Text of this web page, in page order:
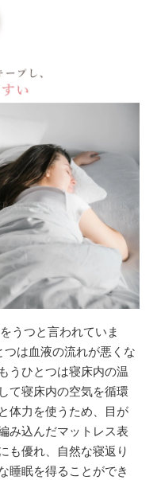
うつと言われていま
は血液の流れが悪くな
うひとつは寝床内の温
て寝床内の空気を循環
体力を使うため、目が
み込んだマットレス表
も優れ、自然な寝返り
睡眠を得ることができ